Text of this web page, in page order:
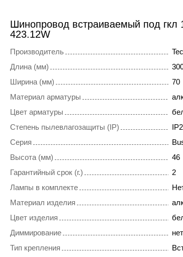
Шинопровод встраиваемый под гкл
423.12W
Производитель
Длина (мм)
Ширина (мм)
70
Материал арматуры
Цвет арматуры
Степень пылевлагозащиты (IP)
Серия
Высота (мм)
46
Гарантийный срок (г.)
2
Лампы в комплекте
Материал изделия
Цвет изделия
Диммирование
нет
Тип крепления